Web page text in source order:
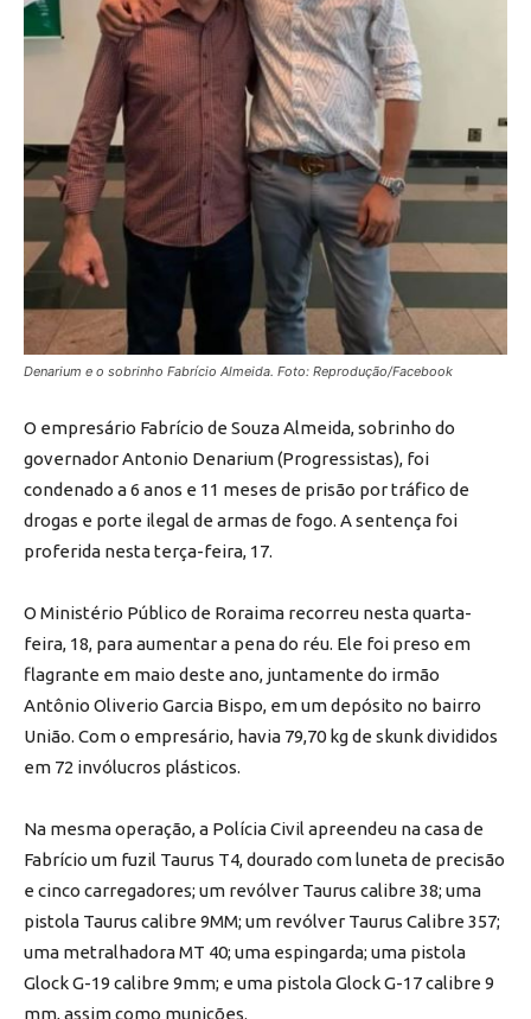
Denarium e o sobrinho Fabrício Almeida. Foto: Reprodução/Facebook
O empresário Fabrício de Souza Almeida, sobrinho do
governador Antonio Denarium (Progressistas), foi
condenado a 6 anos e 11 meses de prisão por tráfico de
drogas e porte ilegal de armas de fogo. A sentença foi
proferida nesta terça-feira, 17.
O Ministério Público de Roraima recorreu nesta quarta-
feira, 18, para aumentar a pena do réu. Ele foi preso em
flagrante em maio deste ano, juntamente do irmão
Antônio Oliverio Garcia Bispo, em um depósito no bairro
União. Com o empresário, havia 79,70 kg de skunk divididos
em 72 invólucros plásticos.
Na mesma operação, a Polícia Civil apreendeu na casa de
Fabrício um fuzil Taurus T4, dourado com luneta de precisão
e cinco carregadores; um revólver Taurus calibre 38; uma
pistola Taurus calibre 9MM; um revólver Taurus Calibre 357;
uma metralhadora MT 40; uma espingarda; uma pistola
Glock G-19 calibre 9mm; e uma pistola Glock G-17 calibre 9
mm, assim como munições.